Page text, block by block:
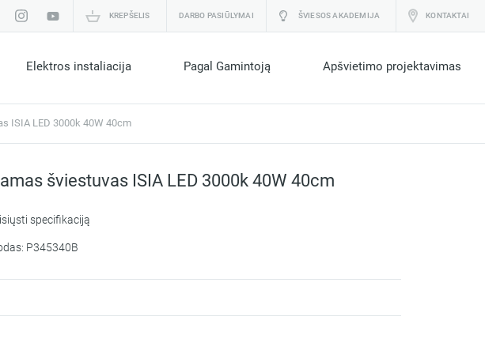
KREPŠELIS DARBO PASIŪLYMAI ŠVIESOS AKADEMIJA KONTAKTAI
Elektros instaliacija Pagal Gamintoją Apšvietimo projektavimas
ISIA LED 3000k 40W 40cm
šviestuvas ISIA LED 3000k 40W 40cm
specifikaciją
P345340B